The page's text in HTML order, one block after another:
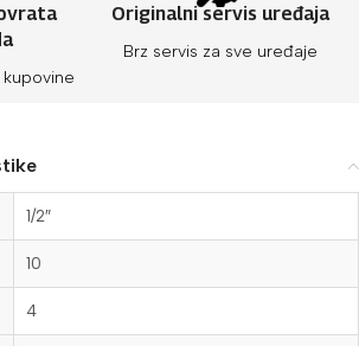
kupovine
Originalni servis uređaja
Brz servis za sve uređaje
1/2″
10
4